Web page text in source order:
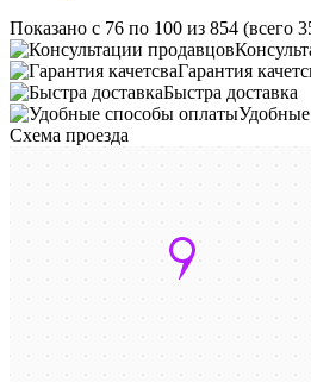
Показано с 76 по 100 из 854 (всего
Гарантия
Быстра доставка
Схема проезда